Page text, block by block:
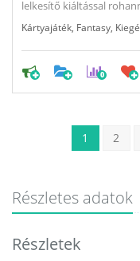
lelkesítő kiáltással
Kártyajáték Fantasy
0
1 2
Részletes adatok
Részletek